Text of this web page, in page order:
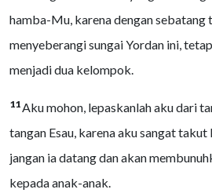
hamba-Mu, karena dengan sebatang
menyeberangi sungai Yordan ini,
menjadi dua kelompok.
11Aku mohon, lepaskanlah aku dari
tangan Esau, karena aku sangat takut
jangan ia datang dan akan
kepada anak-anak.